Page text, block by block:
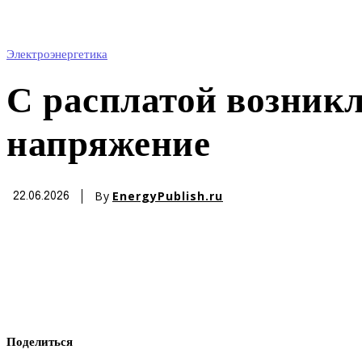
Электроэнергетика
С расплатой
напряжение
22.06.2026 By EnergyPublish.ru
Поделиться